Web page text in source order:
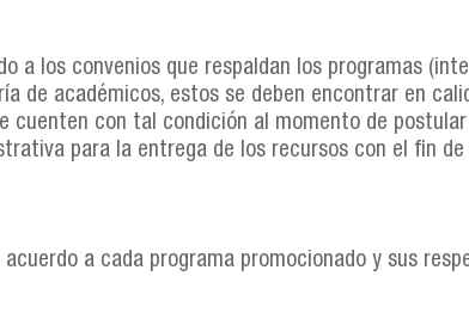
a los convenios que respaldan los programas
de académicos, estos se deben encontrar en
cuenten con tal condición al momento de
para la entrega de los recursos con el fin
a cada programa promocionado y sus